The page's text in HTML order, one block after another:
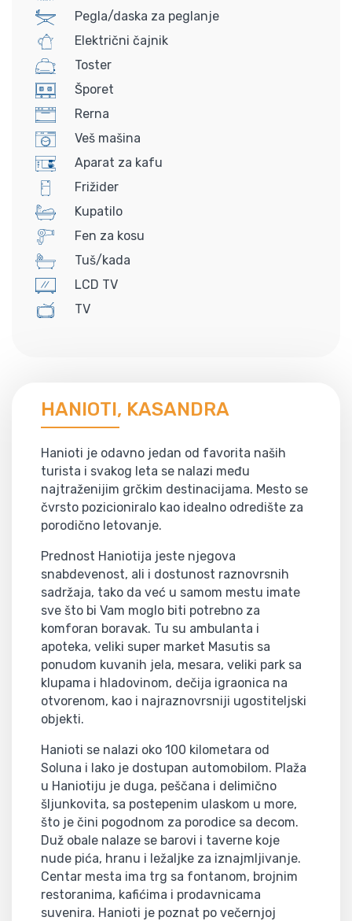
Pegla/daska za peglanje
Električni čajnik
Toster
Šporet
Rerna
Veš mašina
Aparat za kafu
Frižider
Kupatilo
Fen za kosu
Tuš/kada
LCD TV
TV
HANIOTI, KASANDRA
Hanioti je odavno jedan od favorita naših
turista i svakog leta se nalazi među
najtraženijim grčkim destinacijama. Mesto se
čvrsto pozicioniralo kao idealno odredište za
porodično letovanje.
Prednost Haniotija jeste njegova
snabdevenost, ali i dostunost raznovrsnih
sadržaja, tako da već u samom mestu imate
sve što bi Vam moglo biti potrebno za
komforan boravak. Tu su ambulanta i
apoteka, veliki super market Masutis sa
ponudom kuvanih jela, mesara, veliki park sa
klupama i hladovinom, dečija igraonica na
otvorenom, kao i najraznovrsniji ugostiteljski
objekti.
Hanioti se nalazi oko 100 kilometara od
Soluna i lako je dostupan automobilom. Plaža
u Haniotiju je duga, peščana i delimično
šljunkovita, sa postepenim ulaskom u more,
što je čini pogodnom za porodice sa decom.
Duž obale nalaze se barovi i taverne koje
nude pića, hranu i ležaljke za iznajmljivanje.
Centar mesta ima trg sa fontanom, brojnim
restoranima, kafićima i prodavnicama
suvenira. Hanioti je poznat po večernjoj